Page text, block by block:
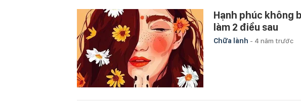
Hạnh phúc không
làm 2 điều sau
Chữa lành - 4 năm trước